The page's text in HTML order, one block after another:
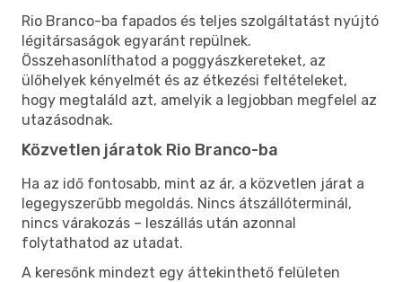
Rio Branco-ba fapados és teljes szolgáltatást nyújtó
légitársaságok egyaránt repülnek.
Összehasonlíthatod a poggyászkereteket, az
ülőhelyek kényelmét és az étkezési feltételeket,
hogy megtaláld azt, amelyik a legjobban megfelel az
utazásodnak.
Közvetlen járatok Rio Branco-ba
Ha az idő fontosabb, mint az ár, a közvetlen járat a
legegyszerűbb megoldás. Nincs átszállóterminál,
nincs várakozás – leszállás után azonnal
folytathatod az utadat.
A keresőnk mindezt egy áttekinthető felületen